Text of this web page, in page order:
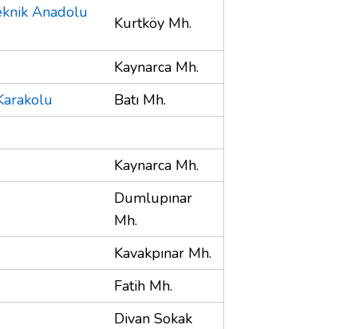
Anadolu
Kurtköy Mh.
Kaynarca Mh.
Batı Mh.
Kaynarca Mh.
Dumlupınar
Mh.
Kavakpınar Mh.
Fatih Mh.
Divan Sokak